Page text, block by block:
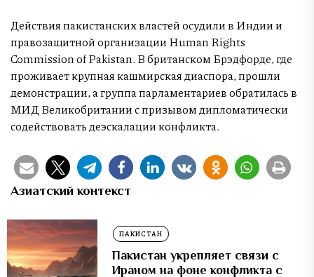
Действия пакистанских властей осудили в Индии и
правозащитной организации Human Rights
Commission of Pakistan. В британском Брэдфорде, где
проживает крупная кашмирская диаспора, прошли
демонстрации, а группа парламентариев обратилась в
МИД Великобритании с призывом дипломатически
содействовать деэскалации конфликта.
Азиатский контекст
ПАКИСТАН
Пакистан укрепляет связи с
Ираном на фоне конфликта с